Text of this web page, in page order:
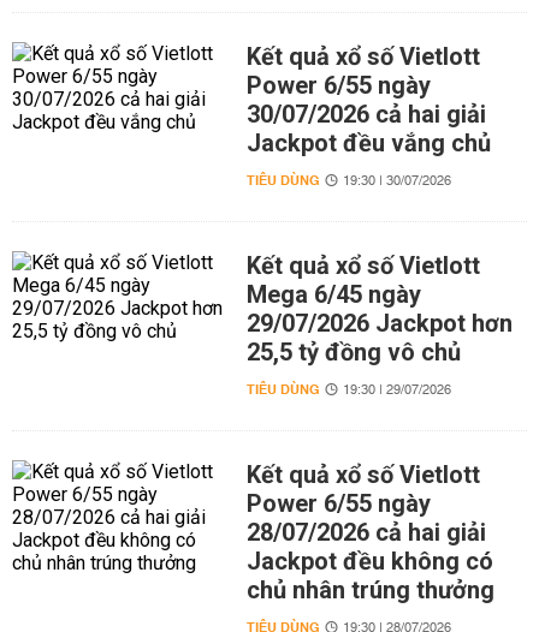
Kết quả xổ số Vietlott
Power 6/55 ngày
30/07/2026 cả hai giải
Jackpot đều vắng chủ
TIÊU DÙNG 19:30 | 30/07/2026
Kết quả xổ số Vietlott
Mega 6/45 ngày
29/07/2026 Jackpot hơn
25,5 tỷ đồng vô chủ
TIÊU DÙNG 19:30 | 29/07/2026
Kết quả xổ số Vietlott
Power 6/55 ngày
28/07/2026 cả hai giải
Jackpot đều không có
chủ nhân trúng thưởng